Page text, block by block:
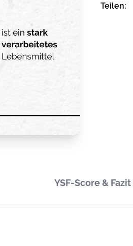
Teilen:
YSF-Score & Fazit